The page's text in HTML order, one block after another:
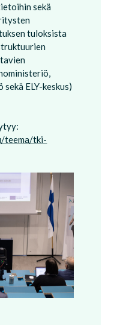
sekä
tuloksista
ELY-keskus)
teema/tki-